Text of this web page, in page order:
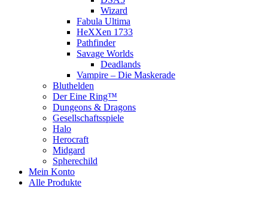
Wizard
Fabula Ultima
HeXXen 1733
Pathfinder
Savage Worlds
Deadlands
Vampire – Die Maskerade
Bluthelden
Der Eine Ring™
Dungeons & Dragons
Gesellschaftsspiele
Halo
Herocraft
Midgard
Spherechild
Mein Konto
Alle Produkte